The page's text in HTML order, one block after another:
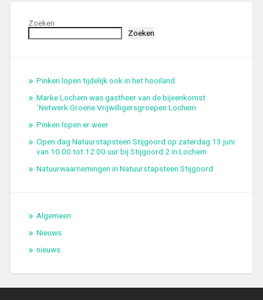
Zoeken
Zoeken
Pinken lopen tijdelijk ook in het hooiland
Marke Lochem was gastheer van de bijeenkomst
´Netwerk Groene Vrijwilligersgroepen Lochem
Pinken lopen er weer
Open dag Natuurstapsteen Stijgoord op zaterdag 13 juni
van 10.00 tot 12.00 uur bij Stijgoord 2 in Lochem
Natuurwaarnemingen in Natuurstapsteen Stijgoord
Algemeen
Nieuws
nieuws